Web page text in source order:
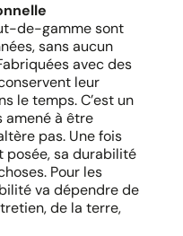
de-gamme sont
sans aucun
avec des
leur
le temps. C’est un
amené à être
pas. Une fois
sa durabilité
Pour les
va dépendre de
de la terre,